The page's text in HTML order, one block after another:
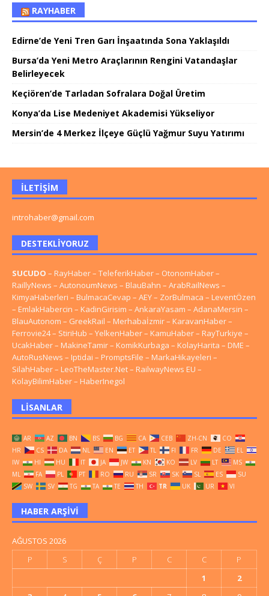
RAYHABER
Edirne’de Yeni Tren Garı İnşaatında Sona Yaklaşıldı
Bursa’da Yeni Metro Araçlarının Rengini Vatandaşlar
Belirleyecek
Keçiören’de Tarladan Sofralara Doğal Üretim
Konya’da Lise Medeniyet Akademisi Yükseliyor
Mersin’de 4 Merkez İlçeye Güçlü Yağmur Suyu Yatırımı
İLETIŞIM
introhaber@gmail.com
DESTEKLIYORUZ
SUCUDO – RayHaber– TeleferikHaber– OtonomHaber–
RaillyNews – AutonoumNews – BlauBahn – ArabRailNews –
KimyaHaberleri – BulmacaCevap – AEY– ZorBulmaca – LeventÖzen
– EmlakHabercin – KadinGirisim – AnkaraYasam – AdanaMersin –
BlauAutonom – GreekRail – Merhabaİzmir– KaravanHaber–
Ferrovie24– StiriHub – YelkenHaber– KamuHaber– RayTurkiye –
UcakHaber– MakineTamir– KomikKurbaga – KolayHarita – DME –
AutoRusNews – Iptidai – PromptsFile – MarkaHikayeleri –
SilahHaber– LeoTheMaster.Net– RailwayNews EU –
KolayBilimHaber– HaberInegol
LISANLAR
AR AZ BN BS BG CA CEB ZH-CN
CO
HR
CS DA NL EN ET TL FI FR DE
EL
IW
HI HU IT JA JW KN KO LV LT
MS
ML
FA PL PT RO RU SR SK SL ES
SU
SW
SV TG TA TE TH TR UK UR VI
HABER ARŞIVI
AĞUSTOS 2026
P
S Ç P C C
P
1
2